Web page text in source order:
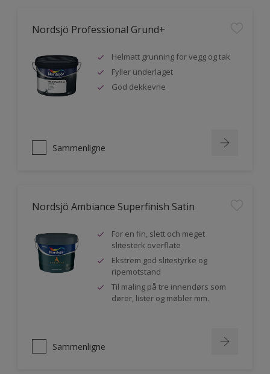
Nordsjö Professional Grund+
Helmatt grunning for vegg og tak
Fyller underlaget
God dekkevne
Sammenligne
Nordsjö Ambiance Superfinish Satin
For en fin, slett och meget
slitesterk overflate
Ekstrem god slitestyrke og
ripemotstand
Til maling på tre innendørs som
dører, lister og møbler mm.
Sammenligne